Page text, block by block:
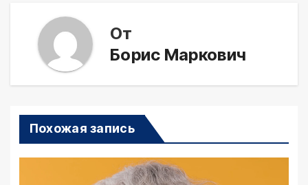
От
Борис Маркович
Похожая запись